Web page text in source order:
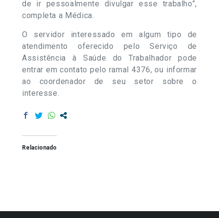
de ir pessoalmente divulgar esse trabalho”,
completa a Médica.
O servidor interessado em algum tipo de
atendimento oferecido pelo Serviço de
Assistência à Saúde do Trabalhador pode
entrar em contato pelo ramal 4376, ou informar
ao coordenador de seu setor sobre o
interesse.
Relacionado